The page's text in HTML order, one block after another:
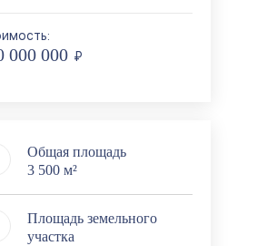
000 000 ₽
Общая площадь
3 500 м²
Площадь земельного
участка